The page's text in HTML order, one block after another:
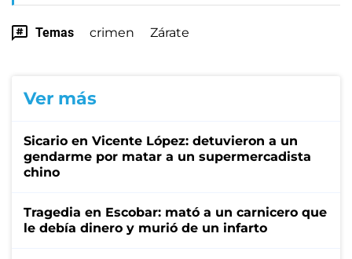
Temas crimen Zárate
Ver más
Sicario en Vicente López: detuvieron a un
gendarme por matar a un supermercadista
chino
Tragedia en Escobar: mató a un carnicero que
le debía dinero y murió de un infarto